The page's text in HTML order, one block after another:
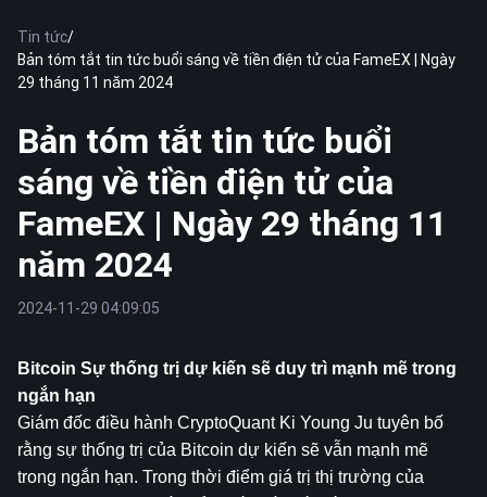
Tin tức/
Bản tóm tắt tin tức buổi sáng về tiền điện tử của FameEX | Ngày
29 tháng 11 năm 2024
Bản tóm tắt tin tức buổi
sáng về tiền điện tử của
FameEX | Ngày 29 tháng 11
năm 2024
2024-11-29 04:09:05
Bitcoin Sự thống trị dự kiến ​​​​sẽ duy trì mạnh mẽ trong
ngắn hạn
Giám đốc điều hành CryptoQuant Ki Young Ju tuyên bố
rằng sự thống trị của Bitcoin dự kiến ​​sẽ vẫn mạnh mẽ
trong ngắn hạn. Trong thời điểm giá trị thị trường của